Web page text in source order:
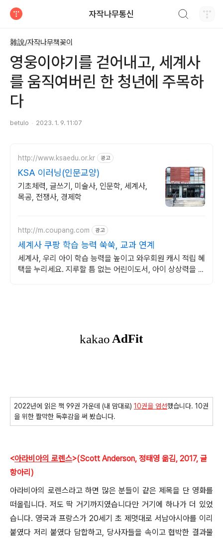
자작나무통신
雜說/자작나무책꽂이
영웅이야기를 걷어내고, 세계사
를 움직여버린 한 청년에 주목하
다
betulo 2023. 1. 9. 11:07
http://www.ksaedu.or.kr 광고
KSA 이러닝(인문교양)
기초체력, 글쓰기, 미술사, 인문학, 세계사,
목공, 전쟁사, 경제학
http://m.coupang.com 광고
세계사 쿠팡 학습 능력 쑥쑥, 교과 연계
세계사, 우리 아이 학습 능력을 높이고 와우회원 캐시 적립 혜
택을 누리세요. 지루할 틈 없는 어린이도서, 아이 상상력을 자
2022년에 읽은 책 99권 가운데 (내 맘대로) 10권을 엄선했습니다. 10권
을 위한 짤막한 독후감을 써 봤습니다.
<아라비아의 로렌스>(Scott Anderson, 정태영 옮김, 2017, 글
항아리)
아라비아의 로렌스라고 하면 많은 분들이 같은 제목을 단 영화를
떠올립니다. 저도 딱 거기까지였습니다만 거기에 하나가 더 있었
습니다. 영국과 프랑스가 20세기 초 제멋대로 서남아시아를 이리
붙였다 저리 붙였다 담합하고, 당사자들을 속이고 협박한 결과물